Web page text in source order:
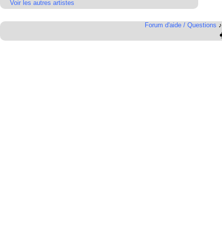
Voir les autres artistes
Forum d'aide / Questions